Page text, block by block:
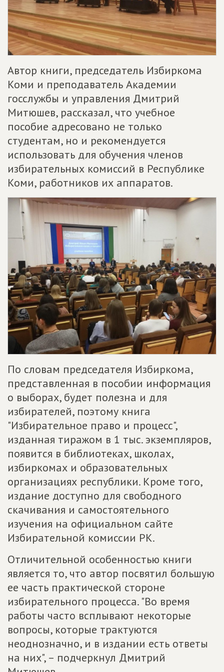
Автор книги, председатель Избиркома
Коми и преподаватель Академии
госслужбы и управления Дмитрий
Митюшев, рассказал, что учебное
пособие адресовано не только
студентам, но и рекомендуется
использовать для обучения членов
избирательных комиссий в Республике
Коми, работников их аппаратов.
По словам председателя Избиркома,
представленная в пособии информация
о выборах, будет полезна и для
избирателей, поэтому книга
"Избирательное право и процесс",
изданная тиражом в 1 тыс. экземпляров,
появится в библиотеках, школах,
избиркомах и образовательных
организациях республики. Кроме того,
издание доступно для свободного
скачивания и самостоятельного
изучения на официальном сайте
Избирательной комиссии РК.
Отличительной особенностью книги
является то, что автор посвятил большую
ее часть практической стороне
избирательного процесса. "Во время
работы часто всплывают некоторые
вопросы, которые трактуются
неоднозначно, и в издании есть ответы
на них", – подчеркнул Дмитрий